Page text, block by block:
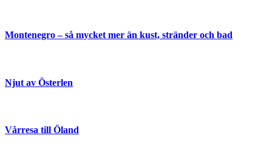
Montenegro – så mycket mer än kust, stränder och bad
Njut av Österlen
Vårresa till Öland